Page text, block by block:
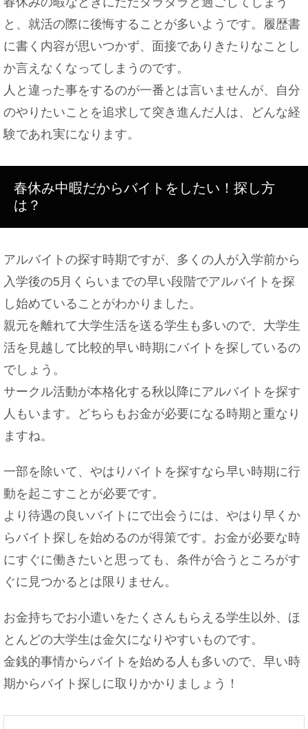
と、就活の際に後悔することが多いようです。履歴書
に書く内容が思いつかず、面接でありきたりなことし
か言えなくなってしまうのです。
人と違った事をするのが一番とは言いませんが、自分
のやりたいことを追求して突き進んだ人は、どんな経
験であれ実になります。
春休み中暇だからバイトをしたい！探し方
は？
アルバイトの探す時期ですが、多くの人が入学前から
入学後の5月くらいまでの早い段階でアルバイトを探
し始めていることがわかりました。
親元を離れて大学生活を送る学生も多いので、大学生
活を見越して比較的早い時期にバイトを探しているの
でしょう。
サークル活動が本格化する秋以降にアルバイトを探す
人もいます。どちらもお金が必要になる時期と重なり
ますね。
一部を除いて、やはりバイトを探すなら早い時期に行
動を起こすことが必要です。
より待遇の良いバイトにで出会うには、やはり早くか
らバイト探しを始めるのが得策です。お金が必要な時
にすぐに働きたいと思っても、条件が合うところがす
ぐに見つかるとは限りません。
お金持ちでお小遣いをたくさんもらえる学生以外、ほ
とんどの大学生は金欠になりやすいものです。
金銭的事情からバイトを始める人も多いので、早い時
期からバイト探しに取りかかりましょう！